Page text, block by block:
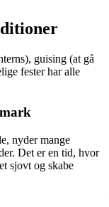
guising (at gå
fester har alle
nyder mange
Det er en tid, hvor
sjovt og skabe